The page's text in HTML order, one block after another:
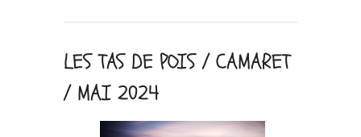
LES TAS DE POIS / CAMARET
/ MAI 2024